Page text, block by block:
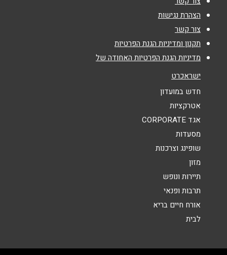
נושא*
אנא חזרו אלי בקשר ל...
הצהרת נגישות
צור קשר
תקנון ומדיניות הגנת הפרטיות
מדיניות הגנת הפרטיות האחודה של
ישראכרט
חדש במועדון
אטרקציות
אגד CORPORATE
מסעדות
שופינג וצרכנות
מזון
תיירות ונופש
תרבות ופנאי
אורח חיים בריא
לבית